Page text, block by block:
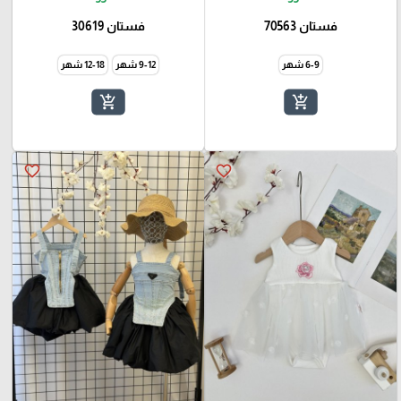
فستان 70563
6-9 شهر
add_shopping_cart
فستان 30619
9-12 شهر 12-18 شهر
add_shopping_cart
favorite_border
favorite_border